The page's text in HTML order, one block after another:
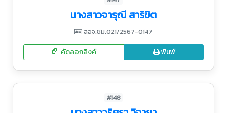
นางสาวจารุณี สาริขิต
สอจ.ชม.021/2567-0147
คัดลอกลิงค์ พิมพ์
#148